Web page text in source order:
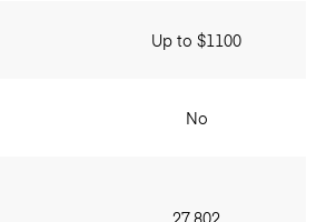
Up to $1100
No
27,802